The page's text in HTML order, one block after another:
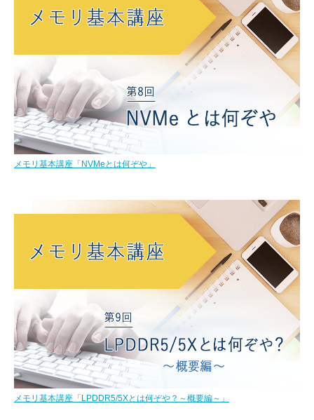
メモリ基本講座「NVMeとは何ぞや」
メモリ基本講座「LPDDR5/5Xとは何ぞや？～概要編～」